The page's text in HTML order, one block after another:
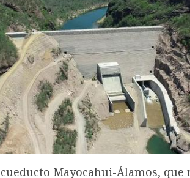
Mayocahui-Álamos,